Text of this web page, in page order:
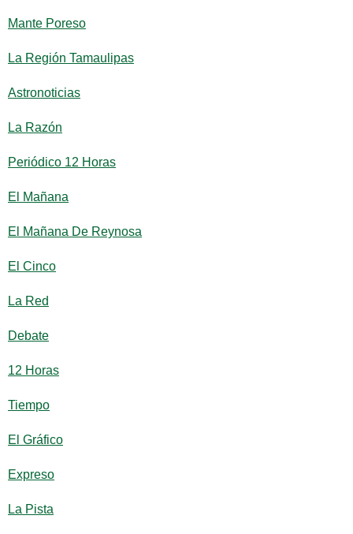
Mante Poreso
La Región Tamaulipas
Astronoticias
La Razón
Periódico 12 Horas
El Mañana
El Mañana De Reynosa
El Cinco
La Red
Debate
12 Horas
Tiempo
El Gráfico
Expreso
La Pista